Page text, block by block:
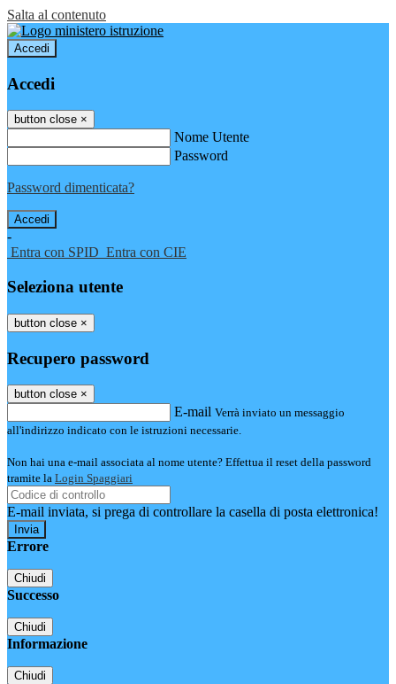
Salta al contenuto
Accedi
Accedi
button close ×
Nome Utente
Password
Password dimenticata?
-
Entra con SPID Entra con CIE
Seleziona utente
button close ×
Recupero password
button close ×
E-mail Verrà inviato un messaggio
all'indirizzo indicato con le istruzioni necessarie.
Non hai una e-mail associata al nome utente? Effettua il reset della password
tramite la Login Spaggiari
E-mail inviata, si prega di controllare la casella di posta elettronica!
Errore
Chiudi
Successo
Chiudi
Informazione
Chiudi